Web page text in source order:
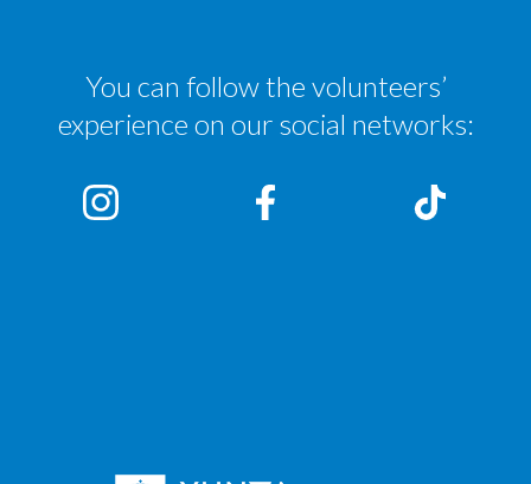
You can follow the volunteers’
experience on our social networks: